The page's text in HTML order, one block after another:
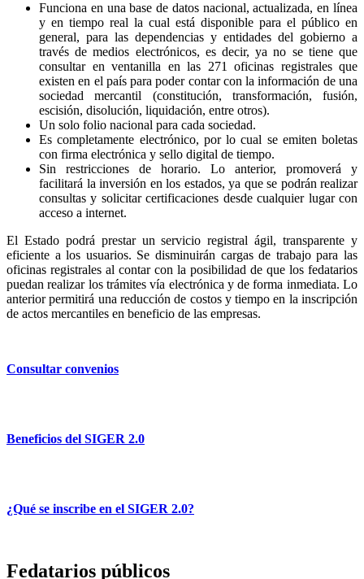
Funciona en una base de datos nacional, actualizada, en línea
y en tiempo real la cual está disponible para el público en
general, para las dependencias y entidades del gobierno a
través de medios electrónicos, es decir, ya no se tiene que
consultar en ventanilla en las 271 oficinas registrales que
existen en el país para poder contar con la información de una
sociedad mercantil (constitución, transformación, fusión,
escisión, disolución, liquidación, entre otros).
Un solo folio nacional para cada sociedad.
Es completamente electrónico, por lo cual se emiten boletas
con firma electrónica y sello digital de tiempo.
Sin restricciones de horario. Lo anterior, promoverá y
facilitará la inversión en los estados, ya que se podrán realizar
consultas y solicitar certificaciones desde cualquier lugar con
acceso a internet.
El Estado podrá prestar un servicio registral ágil, transparente y
eficiente a los usuarios. Se disminuirán cargas de trabajo para las
oficinas registrales al contar con la posibilidad de que los fedatarios
puedan realizar los trámites vía electrónica y de forma inmediata. Lo
anterior permitirá una reducción de costos y tiempo en la inscripción
de actos mercantiles en beneficio de las empresas.
Consultar convenios
Beneficios del SIGER 2.0
¿Qué se inscribe en el SIGER 2.0?
Fedatarios públicos